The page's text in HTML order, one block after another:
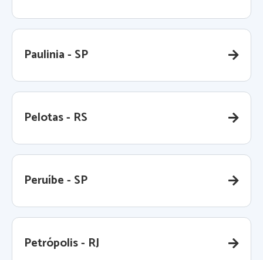
Paulinia - SP
Pelotas - RS
Peruíbe - SP
Petrópolis - RJ